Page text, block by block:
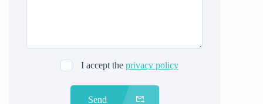
I accept the privacy policy
Send